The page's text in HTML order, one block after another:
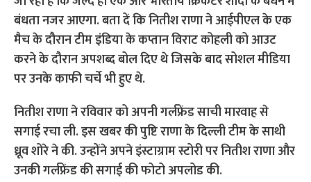
नितीश राणा ने रविवार को अपनी गर्लफ्रेंड साची मारवाह से
सगाई रचा ली. इस खबर की पुष्टि राणा के दिल्ली टीम के साथी
ध्रूव शोरे ने की. उन्होंने अपने इंस्टाग्राम स्टोरी पर नितीश राणा और
उनकी गर्लफ्रेंड की सगाई की फोटो अपलोड की.